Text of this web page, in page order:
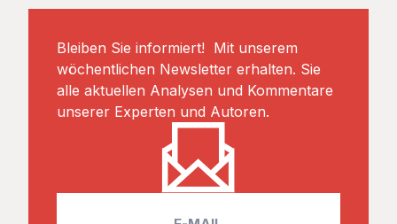
Bleiben Sie informiert! Mit unserem
wöchentlichen Newsletter erhalten. Sie
alle aktuellen Analysen und Kommentare
unserer Experten und Autoren.